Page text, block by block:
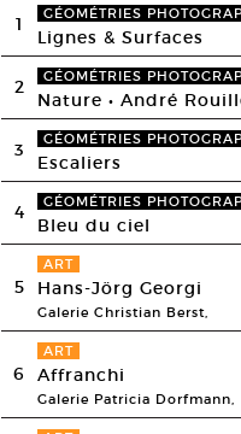
1 GÉOMÉTRIES
Lignes & Surfaces
2 GÉOMÉTRIES
Nature • André
3 GÉOMÉTRIES
Escaliers
4 GÉOMÉTRIES
Bleu du ciel
5
ART
Hans-Jörg Georgi
Galerie Christian Berst,
6
ART
Affranchi
Galerie Patricia Dorfmann,